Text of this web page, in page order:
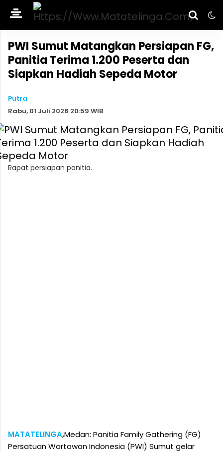
PWI Sumut Matangkan Persiapan FG,
Panitia Terima 1.200 Peserta dan
Siapkan Hadiah Sepeda Motor
Putra
Rabu, 01 Juli 2026 20:59 WIB
Rapat persiapan panitia.
MATATELINGA,Medan: Panitia Family Gathering (FG)
Persatuan Wartawan Indonesia (PWI) Sumut gelar